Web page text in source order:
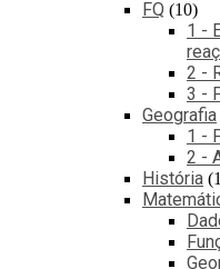
FQ 10
1 -
2 -
3 -
Geografia
1 -
2 -
História